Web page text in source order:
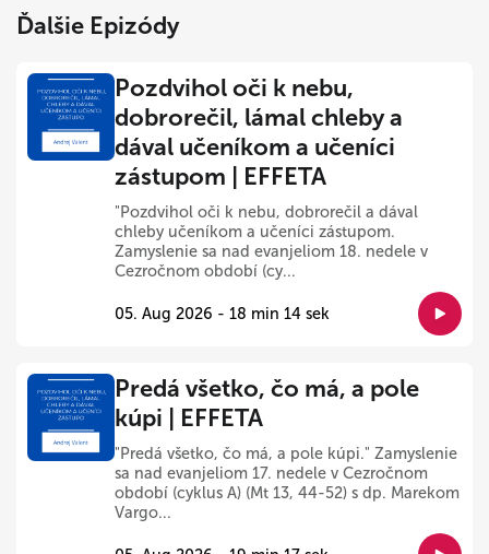
Ďalšie Epizódy
Pozdvihol oči k nebu,
dobrorečil, lámal chleby a
dával učeníkom a učeníci
zástupom | EFFETA
"Pozdvihol oči k nebu, dobrorečil a dával
chleby učeníkom a učeníci zástupom.
Zamyslenie sa nad evanjeliom 18. nedele v
Cezročnom období (cy...
05. Aug 2026 - 18 min 14 sek
Predá všetko, čo má, a pole
kúpi | EFFETA
"Predá všetko, čo má, a pole kúpi." Zamyslenie
sa nad evanjeliom 17. nedele v Cezročnom
období (cyklus A) (Mt 13, 44-52) s dp. Marekom
Vargo...